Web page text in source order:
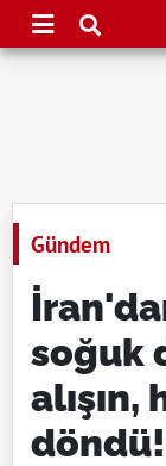
Gündem
soğuk